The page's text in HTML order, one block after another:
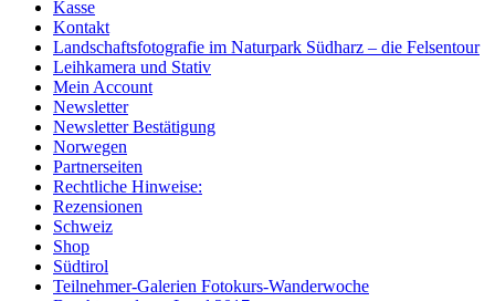
Kasse
Kontakt
Landschaftsfotografie im Naturpark Südharz – die Felsentour
Leihkamera und Stativ
Mein Account
Newsletter
Newsletter Bestätigung
Norwegen
Partnerseiten
Rechtliche Hinweise:
Rezensionen
Schweiz
Shop
Südtirol
Teilnehmer-Galerien Fotokurs-Wanderwoche